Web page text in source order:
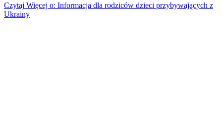
Czytaj Więcej o: Informacja dla rodziców dzieci przybywających z
Ukrainy